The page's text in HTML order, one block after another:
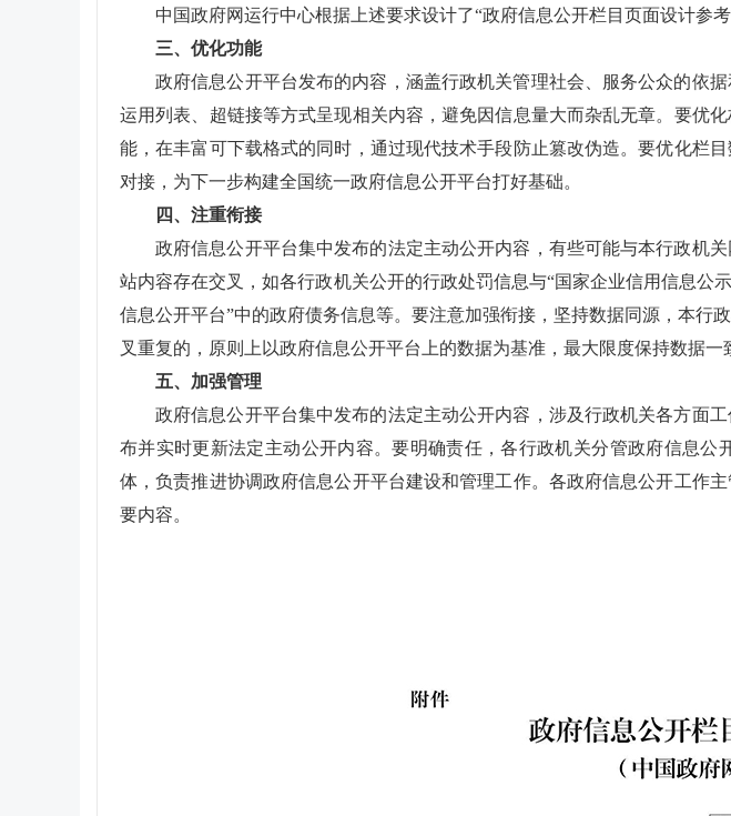
中国政府网运行中心根据上述要求设计了“政府信息公开栏目页面设计参考
三、优化功能
政府信息公开平台发布的内容，涵盖行政机关管理社会、服务公众的依
运用列表、超链接等方式呈现相关内容，避免因信息量大而杂乱无章。要优
能，在丰富可下载格式的同时，通过现代技术手段防止篡改伪造。要优化栏
对接，为下一步构建全国统一政府信息公开平台打好基础。
四、注重衔接
政府信息公开平台集中发布的法定主动公开内容，有些可能与本行政机
站内容存在交叉，如各行政机关公开的行政处罚信息与“国家企业信用信息公
信息公开平台”中的政府债务信息等。要注意加强衔接，坚持数据同源，本
叉重复的，原则上以政府信息公开平台上的数据为基准，最大限度保持数据一
五、加强管理
政府信息公开平台集中发布的法定主动公开内容，涉及行政机关各方面
布并实时更新法定主动公开内容。要明确责任，各行政机关分管政府信息
体，负责推进协调政府信息公开平台建设和管理工作。各政府信息公开工作
要内容。